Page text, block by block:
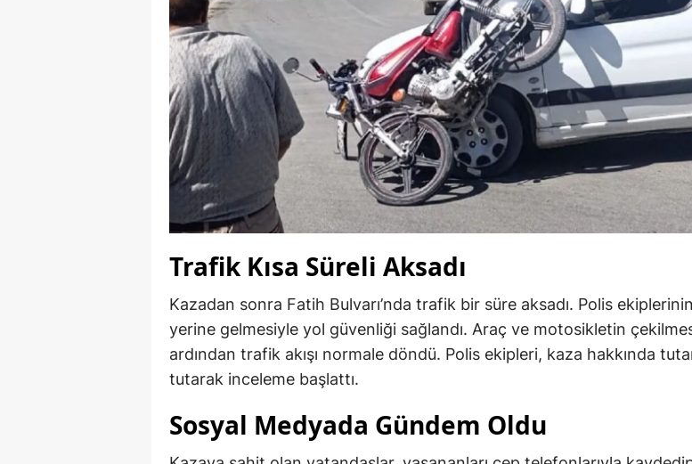
Trafik Kısa Süreli Aksadı
Kazadan sonra Fatih Bulvarı’nda trafik bir süre aksadı. Polis
yerine gelmesiyle yol güvenliği sağlandı. Araç ve motosikletin
ardından trafik akışı normale döndü. Polis ekipleri, kaza hakkında
tutarak inceleme başlattı.
Sosyal Medyada Gündem Oldu